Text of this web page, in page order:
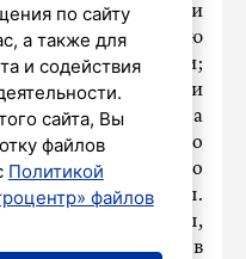
вспоминали
внешностью
и волосы выпали;
босой головой» – и
фамилией, за
Советского
неустрашимого
мяч без пощады.
на глазах жены,
попали ногой в
по сайту
а также для
и содействия
сайта, Вы
файлов
Политикой
файлов